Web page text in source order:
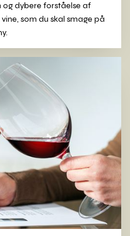
og dybere forståelse af
som du skal smage på